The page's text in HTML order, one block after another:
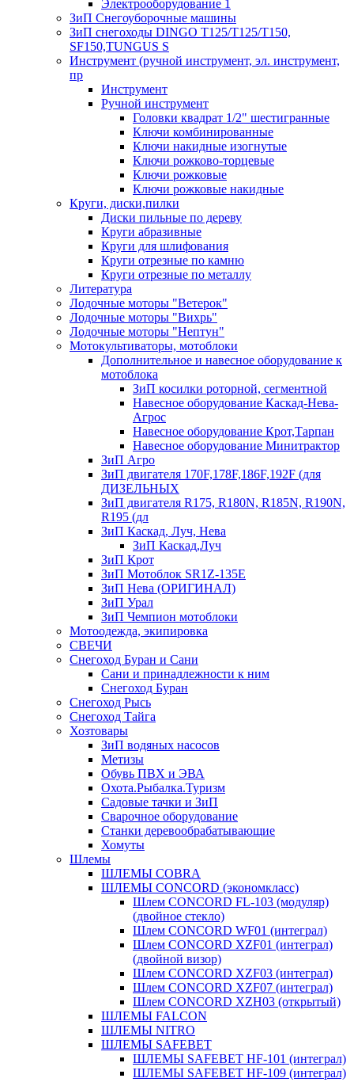
Электрооборудование 1
ЗиП Снегоуборочные машины
ЗиП снегоходы DINGO T125/T125/T150,
SF150,TUNGUS S
Инструмент (ручной инструмент, эл. инструмент,
пр
Инструмент
Ручной инструмент
Головки квадрат 1/2" шестигранные
Ключи комбинированные
Ключи накидные изогнутые
Ключи рожково-торцевые
Ключи рожковые
Ключи рожковые накидные
Круги, диски,пилки
Диски пильные по дереву
Круги абразивные
Круги для шлифования
Круги отрезные по камню
Круги отрезные по металлу
Литература
Лодочные моторы "Ветерок"
Лодочные моторы "Вихрь"
Лодочные моторы "Нептун"
Мотокультиваторы, мотоблоки
Дополнительное и навесное оборудование к
мотоблока
ЗиП косилки роторной, сегментной
Навесное оборудование Каскад-Нева-
Агрос
Навесное оборудование Крот,Тарпан
Навесное оборудование Минитрактор
ЗиП Агро
ЗиП двигателя 170F,178F,186F,192F (для
ДИЗЕЛЬНЫХ
ЗиП двигателя R175, R180N, R185N, R190N,
R195 (дл
ЗиП Каскад, Луч, Нева
ЗиП Каскад,Луч
ЗиП Крот
ЗиП Мотоблок SR1Z-135E
ЗиП Нева (ОРИГИНАЛ)
ЗиП Урал
ЗиП Чемпион мотоблоки
Мотоодежда, экипировка
СВЕЧИ
Снегоход Буран и Сани
Сани и принадлежности к ним
Снегоход Буран
Снегоход Рысь
Снегоход Тайга
Хозтовары
ЗиП водяных насосов
Метизы
Обувь ПВХ и ЭВА
Охота.Рыбалка.Туризм
Садовые тачки и ЗиП
Сварочное оборудование
Станки деревообрабатывающие
Хомуты
Шлемы
ШЛЕМЫ COBRA
ШЛЕМЫ CONCORD (экономкласс)
Шлем CONCORD FL-103 (модуляр)
(двойное стекло)
Шлем CONCORD WF01 (интеграл)
Шлем CONCORD XZF01 (интеграл)
(двойной визор)
Шлем CONCORD XZF03 (интеграл)
Шлем CONCORD XZF07 (интеграл)
Шлем CONCORD XZH03 (открытый)
ШЛЕМЫ FALCON
ШЛЕМЫ NITRO
ШЛЕМЫ SAFEBET
ШЛЕМЫ SAFEBET HF-101 (интеграл)
ШЛЕМЫ SAFEBET HF-109 (интеграл)